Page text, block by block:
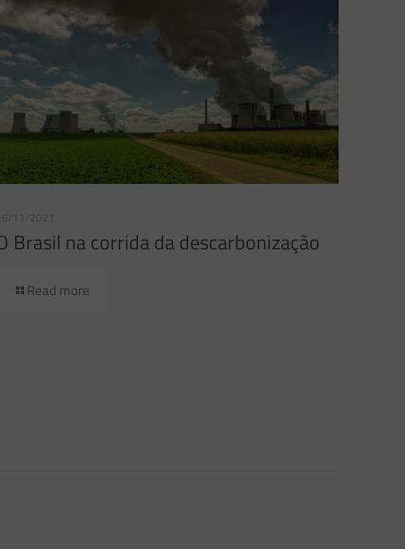
16/11/2021
Brasil na corrida da descarbonização
Read more